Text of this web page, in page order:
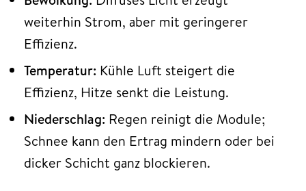
weiterhin Strom, aber mit geringerer
Effizienz.
Temperatur: Kühle Luft steigert die
Effizienz, Hitze senkt die Leistung.
Niederschlag: Regen reinigt die Module;
Schnee kann den Ertrag mindern oder bei
dicker Schicht ganz blockieren.